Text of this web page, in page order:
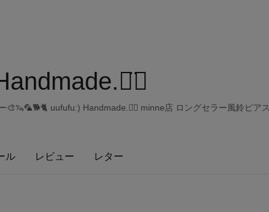
🎨🦦🦜🐕🐈 uufufu:) Handmade.◡̈⃝ minne店 ロングセラー風鈴ピアス
ル レビュー レター